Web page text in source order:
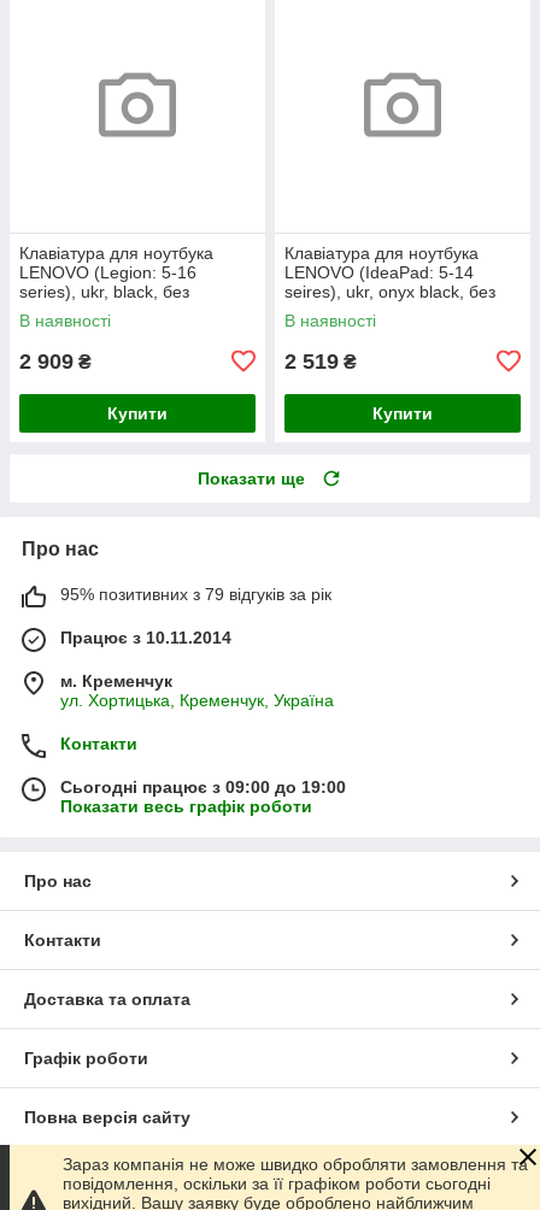
Клавіатура для ноутбука
LENOVO (Legion: 5-16
series), ukr, black, без
фрейма, підсвічування
клавіш
В наявності
2 909 ₴
Купити
Клавіатура для ноутбука
LENOVO (IdeaPad: 5-14
seires), ukr, onyx black, без
фрейму, підсвічування клавіш
(copilot)
В наявності
2 519 ₴
Купити
Показати ще
Про нас
95% позитивних з 79 відгуків за рік
Працює з 10.11.2014
м. Кременчук
ул. Хортицька, Кременчук, Україна
Контакти
Сьогодні працює з 09:00 до 19:00
Показати весь графік роботи
Про нас
Контакти
Доставка та оплата
Графік роботи
Повна версія сайту
Сайт створено на маркетплейсіProm.ua
Зараз компанія не може швидко обробляти замовлення та
повідомлення, оскільки за її графіком роботи сьогодні
вихідний. Вашу заявку буде оброблено найближчим